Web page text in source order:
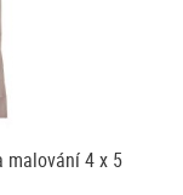
malování 4 x 5